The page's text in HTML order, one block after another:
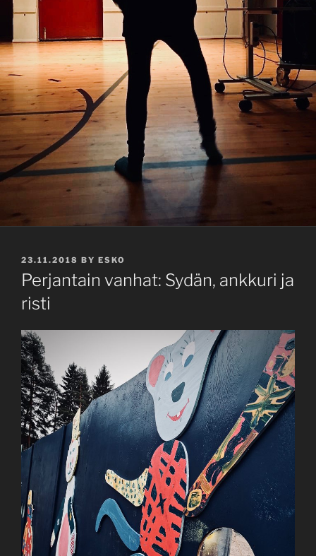
POSTED
ON
23.11.2018 BY ESKO
Perjantain vanhat: Sydän, ankkuri ja
risti